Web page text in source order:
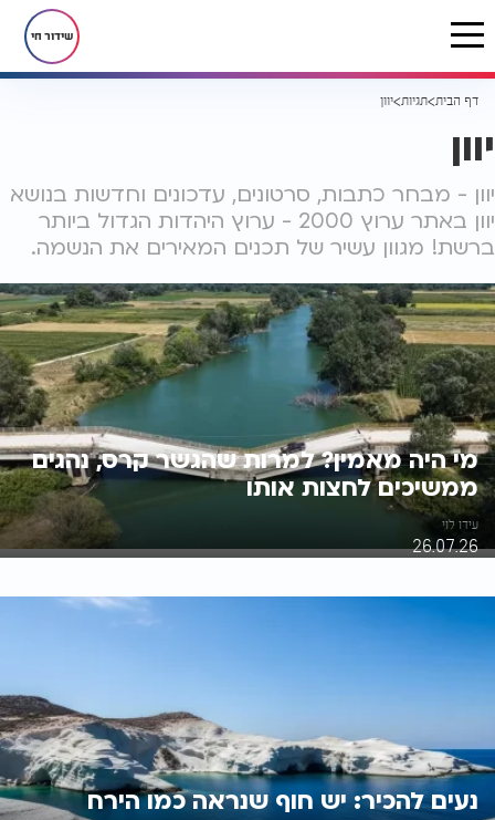
שידור חי
דף הבית תגיות יוון
יוון
יוון - מבחר כתבות, סרטונים, עדכונים וחדשות בנושא
יוון באתר ערוץ 2000 - ערוץ היהדות הגדול ביותר
ברשת! מגוון עשיר של תכנים המאירים את הנשמה.
מי היה מאמין? למרות שהגשר קרס, נהגים
ממשיכים לחצות אותו
עידו לוי
26.07.26
נעים להכיר: יש חוף שנראה כמו הירח